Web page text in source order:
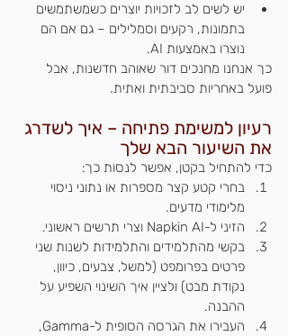
יש לשים לב לזכויות יוצרים כשמשתמשים
בתמונות, רקעים וסמלילים – גם אם הם
נוצרו באמצעות AI.
כך אנחנו מחנכים דור שאוהב חדשנות, אבל
פועל באחריות סביבתית ואתית.
רעיון למשימת פתיחה – איך לשדרג
את השיעור הבא שלך
כדי להתחיל בקטן, אפשר לנסות כך:
בחרי קטע קצר מספרות או נתוני ניסוי
מלימודי מדעים.
הזיני ל-Napkin AI וצרי תרשים ראשוני.
בקשי מהתלמידים והתלמידות לשנות שני
פרטים בפרומפט (למשל, צבעים, כיוון,
נקודת מבט) ולציין איך השינוי השפיע על
ההבנה.
העבירו את הגרסה הסופית ל-Gamma,